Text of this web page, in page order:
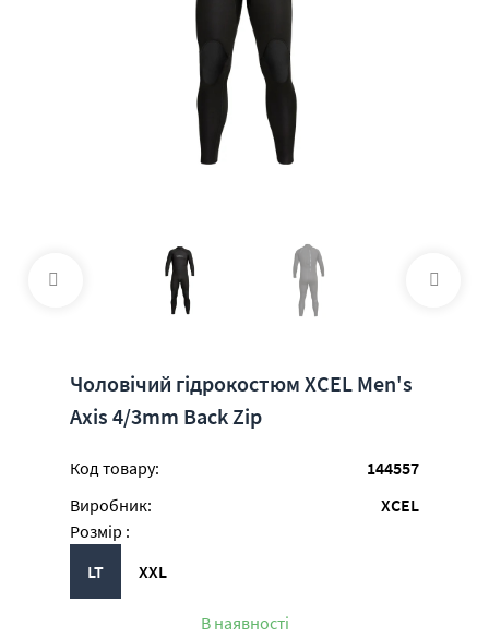
Чоловічий гідрокостюм XCEL Men's
Axis 4/3mm Back Zip
Код товару:
144557
Виробник:
XCEL
Розмір :
LT
XXL
В наявності